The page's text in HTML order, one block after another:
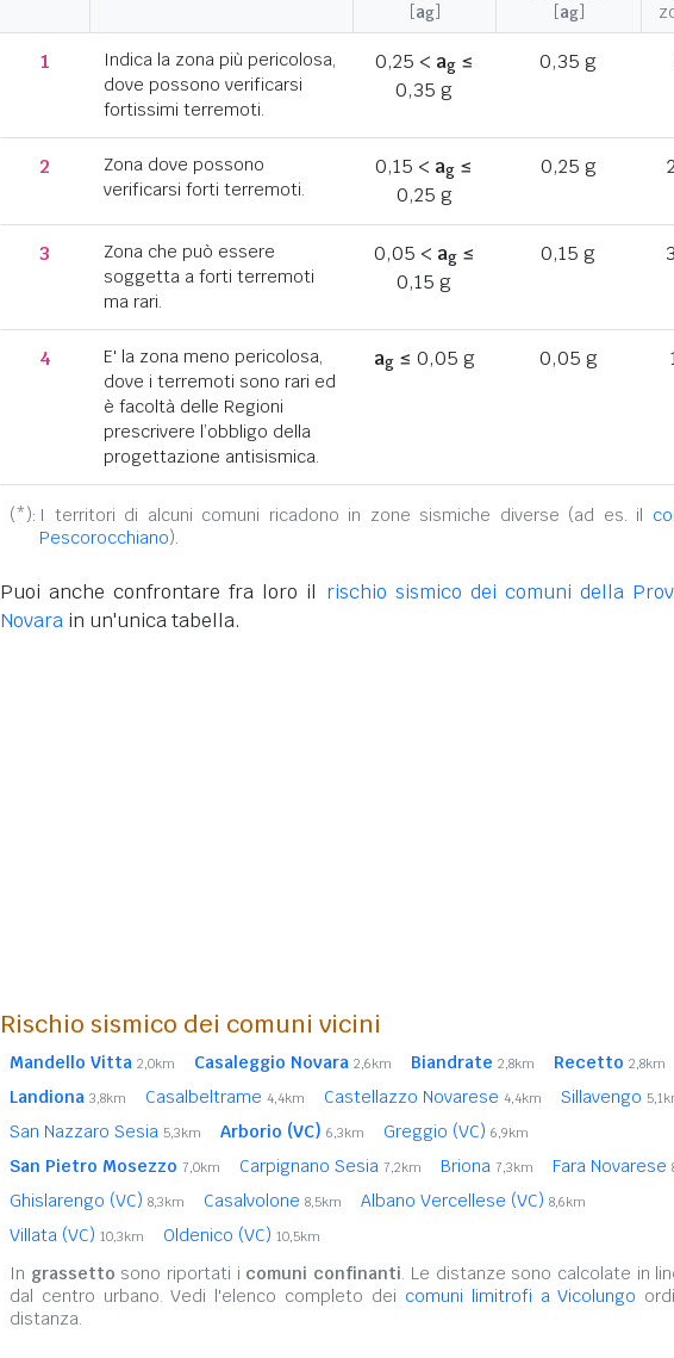
[ag]
[ag]
1
Indica la zona più pericolosa,
dove possono verificarsi
fortissimi terremoti.
0,25 < ag≤
0,35 g
0,35 g
2
Zona dove possono
verificarsi forti terremoti.
0,15 < ag ≤
0,25 g
0,25 g
3
Zona che può essere
soggetta a forti terremoti
ma rari.
0,05 < ag≤
0,15 g
0,15 g
4
E' la zona meno pericolosa,
dove i terremoti sono rari ed
è facoltà delle Regioni
prescrivere l’obbligo della
progettazione antisismica.
ag≤ 0,05 g 0,05 g
(*): I territori di alcuni comuni ricadono in zone sismiche diverse (ad es. il
Pescorocchiano).
Puoi anche confrontare fra loro il rischio sismico dei comuni della
Novara in un'unica tabella.
Rischio sismico dei comuni vicini
Mandello Vitta 2,0km Casaleggio Novara 2,6km Biandrate 2,8km Recetto 2,8km
Landiona 3,8km Casalbeltrame 4,4km Castellazzo Novarese 4,4km Sillavengo
San Nazzaro Sesia 5,3km Arborio (VC) 6,3km Greggio (VC) 6,9km
San Pietro Mosezzo 7,0km Carpignano Sesia 7,2km Briona 7,3km Fara Novarese
Ghislarengo (VC) 8,3km Casalvolone 8,5km Albano Vercellese (VC) 8,6km
Villata (VC) 10,3km Oldenico (VC) 10,5km
In grassetto sono riportati i comuni confinanti. Le distanze sono calcolate in
dal centro urbano. Vedi l'elenco completo dei comuni limitrofi a Vicolungo
distanza.